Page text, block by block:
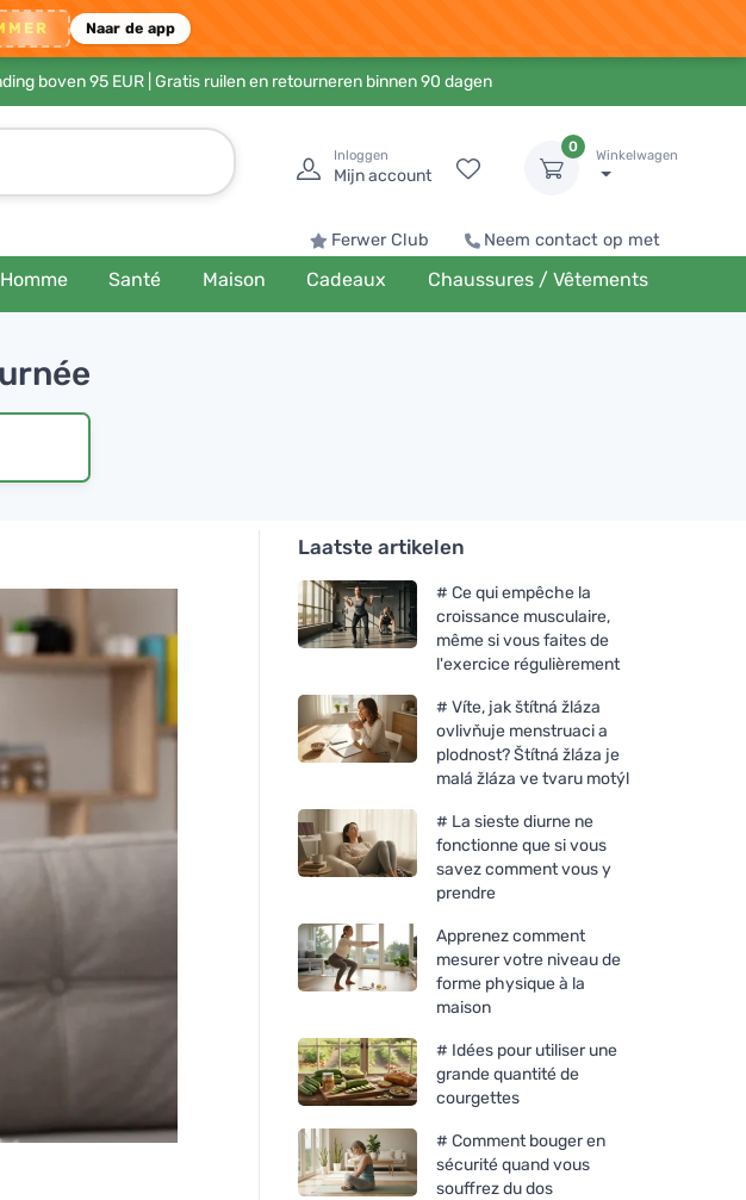
Naar de app
boven 95 EUR| Gratis ruilen en retourneren binnen 90 dagen
Inloggen
Mijn account
0
Winkelwagen
Ferwer Club Neem contact op met
Homme Santé Maison Cadeaux Chaussures / Vêtements
Laatste artikelen
# Ce qui empêche la
croissance musculaire,
même si vous faites de
l'exercice régulièrement
# Víte, jak štítná žláza
ovlivňuje menstruaci a
plodnost? Štítná žláza je
malá žláza ve tvaru motýl
# La sieste diurne ne
fonctionne que si vous
savez comment vous y
prendre
Apprenez comment
mesurer votre niveau de
forme physique à la
maison
# Idées pour utiliser une
grande quantité de
courgettes
# Comment bouger en
sécurité quand vous
souffrez du dos